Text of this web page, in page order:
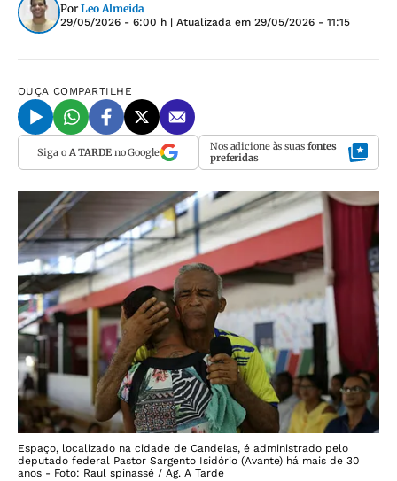
Por Leo Almeida
29/05/2026 - 6:00 h | Atualizada em 29/05/2026 - 11:15
OUÇA COMPARTILHE
Siga o A TARDEno Google Nos adicione às suas fontes
preferidas
Espaço, localizado na cidade de Candeias, é administrado pelo
deputado federal Pastor Sargento Isidório (Avante) há mais de 30
anos - Foto: Raul spinassé / Ag. A Tarde